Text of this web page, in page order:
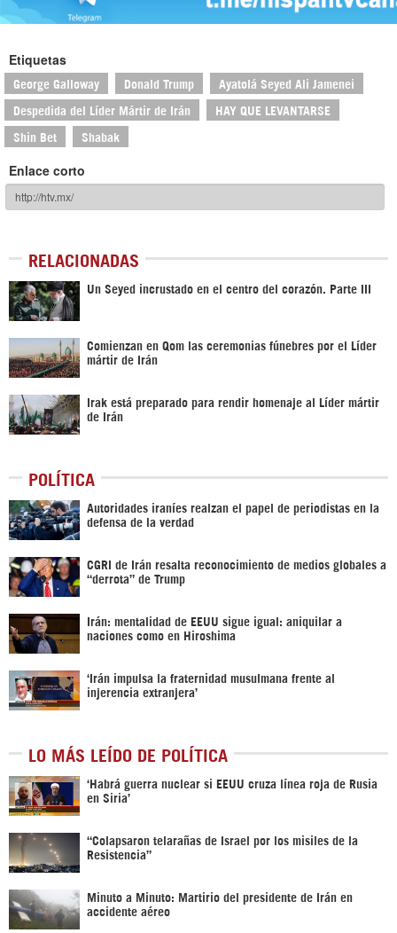
Etiquetas
George Galloway Donald Trump Ayatolá Seyed Ali Jamenei
Despedida del Líder Mártir de Irán HAY QUE LEVANTARSE
Shin Bet Shabak
Enlace corto
RELACIONADAS
Un Seyed incrustado en el centro del corazón. Parte III
Comienzan en Qom las ceremonias fúnebres por el Líder
mártir de Irán
Irak está preparado para rendir homenaje al Líder mártir
de Irán
POLÍTICA
Autoridades iraníes realzan el papel de periodistas en la
defensa de la verdad
CGRI de Irán resalta reconocimiento de medios globales a
“derrota” de Trump
Irán: mentalidad de EEUU sigue igual: aniquilar a
naciones como en Hiroshima
‘Irán impulsa la fraternidad musulmana frente al
injerencia extranjera’
LO MÁS LEÍDO DE POLÍTICA
‎‘Habrá guerra nuclear si EEUU cruza línea roja de Rusia
en Siria’‎
“Colapsaron telarañas de Israel por los misiles de la
Resistencia”
Minuto a Minuto: Martirio del presidente de Irán en
accidente aéreo